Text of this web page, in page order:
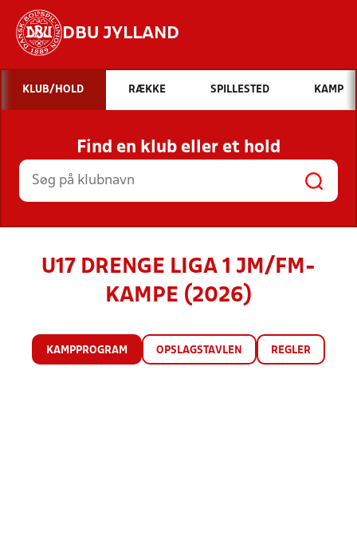
DBU JYLLAND
Hvad vil du søge efter?
INDHOLD OG NYHEDER
STILLINGER, RESULTATER, KLUBBER OG
HOLD
KLUB/HOLD RÆKKE SPILLESTED KAMP
Find en klub eller et hold
U17 DRENGE LIGA 1 JM/FM-
KAMPE (2026)
KAMPPROGRAM OPSLAGSTAVLEN REGLER